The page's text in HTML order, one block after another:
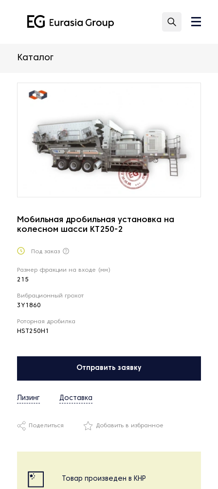
Каталог
Мобильная дробильная установка на
колесном шасси KT250-2
Под заказ
Размер фракции на входе (мм)
215
Вибрационный грохот
3Y1860
Роторная дробилка
HST250H1
Отправить заявку
Лизинг Доставка
Поделиться Добавить в избранное
Товар произведен в КНР